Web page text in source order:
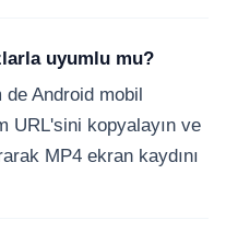
uyumlu mu?
Android mobil
URL'sini kopyalayın ve
MP4 ekran kaydını